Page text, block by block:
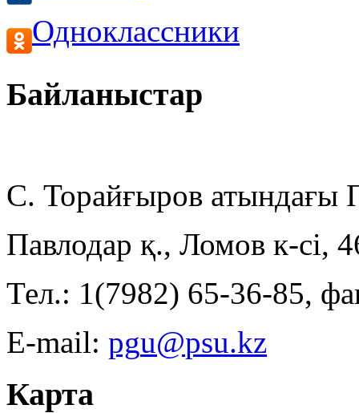
Одноклассники
Байланыстар
С. Торайғыров
Павлодар қ., Ломов к-сі,
Тел.: 1(7982) 65-36-85,
E-mail:
Карта